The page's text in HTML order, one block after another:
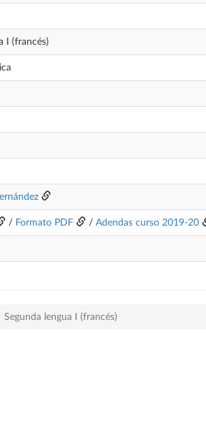
I (francés)
/ Formato PDF / Adendas curso 2019-20
Segunda lengua I (francés)